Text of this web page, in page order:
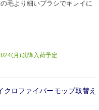
毛より細いブラシでキレイに
24(月)以降入荷予定
ロファイバーモップ取替え